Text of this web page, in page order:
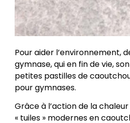
Pour aider l’environnement,
gymnase, qui en fin de vie,
petites pastilles de
pour gymnases.
Grâce à l’action de la
« tuiles » modernes en